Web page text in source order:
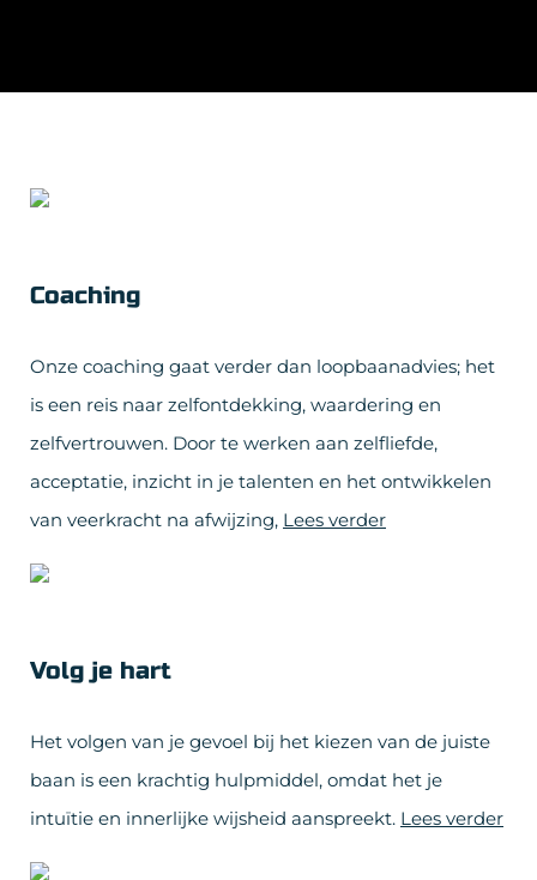
Coaching
Onze coaching gaat verder dan loopbaanadvies; het
is een reis naar zelfontdekking, waardering en
zelfvertrouwen. Door te werken aan zelfliefde,
acceptatie, inzicht in je talenten en het ontwikkelen
van veerkracht na afwijzing, Lees verder
Volg je hart
Het volgen van je gevoel bij het kiezen van de juiste
baan is een krachtig hulpmiddel, omdat het je
intuïtie en innerlijke wijsheid aanspreekt. Lees verder